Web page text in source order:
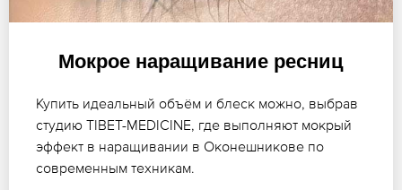
Мокрое наращивание ресниц
Купить идеальный объём и блеск можно, выбрав
студию TIBET-MEDICINE, где выполняют мокрый
эффект в наращивании в Оконешникове по
современным техникам.